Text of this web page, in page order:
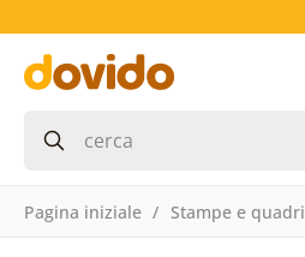
Pagina iniziale Stampe e quadri